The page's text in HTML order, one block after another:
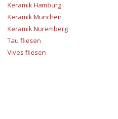
Keramik Hamburg
Keramik München
Keramik Nuremberg
Tau fliesen
Vives fliesen